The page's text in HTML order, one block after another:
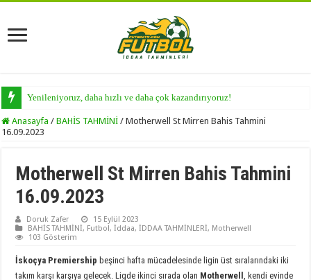
Yenileniyoruz, daha hızlı ve daha çok kazandırıyoruz!
Anasayfa / BAHİS TAHMİNİ / Motherwell St Mirren Bahis Tahmini
16.09.2023
Motherwell St Mirren Bahis Tahmini
16.09.2023
Doruk Zafer
15 Eylül 2023
BAHİS TAHMİNİ, Futbol,İddaa,İDDAA TAHMİNLERİ, Motherwell
103 Gösterim
İskoçya Premiership beşinci hafta mücadelesinde ligin üst sıralarındaki iki
takım karşı karşıya gelecek. Ligde ikinci sırada olan Motherwell
, kendi evinde